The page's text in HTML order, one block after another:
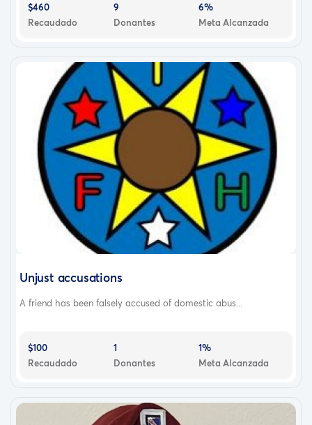
$460
Recaudado
9
Donantes
6%
Meta Alcanzada
Unjust accusations
A friend has been falsely accused of domestic abus...
$100
Recaudado
1
Donantes
1%
Meta Alcanzada